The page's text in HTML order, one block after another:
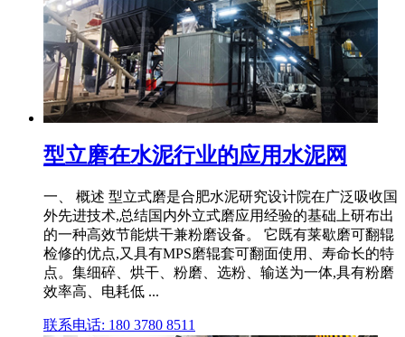
型立磨在水泥行业的应用水泥网
一、 概述 型立式磨是合肥水泥研究设计院在广泛吸收国
外先进技术,总结国内外立式磨应用经验的基础上研布出
的一种高效节能烘干兼粉磨设备。 它既有莱歇磨可翻辊
检修的优点,又具有MPS磨辊套可翻面使用、寿命长的特
点。集细碎、烘干、粉磨、选粉、输送为一体,具有粉磨
效率高、电耗低 ...
联系电话: 180 3780 8511